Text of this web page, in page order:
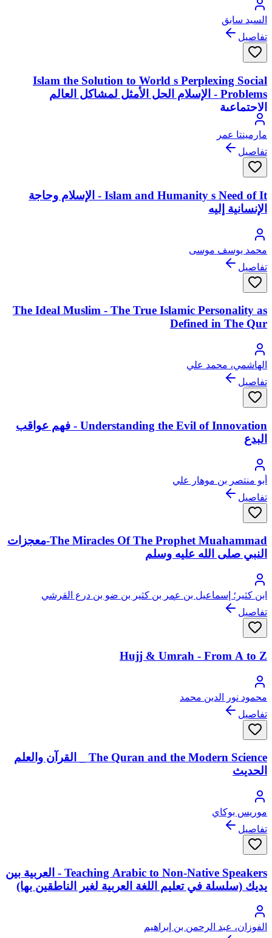
السيد سابق
تفاصيل
Islam the Solution to World s Perplexing Social
Problems - الإسلام الحل الأمثل لمشاكل العالم
الاجتماعية
مارمينتا عمر
تفاصيل
Islam and Humanity s Need of It - الإسلام وحاجة
الإنسانية إليه
محمد يوسف موسى
تفاصيل
The Ideal Muslim - The True Islamic Personality as
Defined in The Qur
الهاشمي، محمد علي
تفاصيل
Understanding the Evil of Innovation - فهم عواقب
البدع
أبو منتصر بن موهار علي
تفاصيل
The Miracles Of The Prophet Muahammad-معجزات
النبي صلى الله عليه وسلم
ابن كثير؛ إسماعيل بن عمر بن كثير بن ضو بن درع القرشي
البصروي ثم الدمشقي، أبو الفداء، عماد الدين
تفاصيل
Hujj & Umrah - From A to Z
محمود نور الدين محمد
تفاصيل
The Quran and the Modern Science _ القرآن والعلم
الحديث
موريس بوكاي
تفاصيل
Teaching Arabic to Non-Native Speakers - العربية بين
يديك (سلسلة في تعليم اللغة العربية لغير الناطقين بها)
الفوزان، عبد الرحمن بن إبراهيم